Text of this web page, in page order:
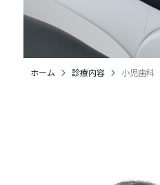
ホーム 診療内容 小児歯科